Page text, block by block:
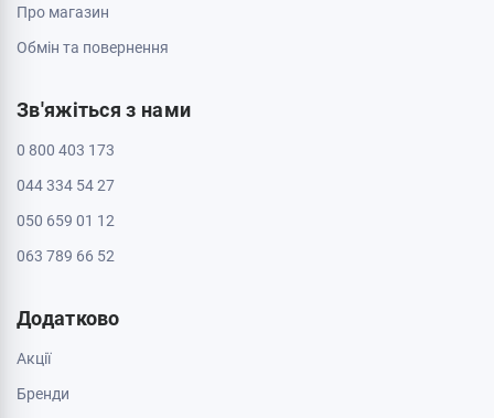
Про магазин
Обмін та повернення
Зв'яжіться з нами
0 800 403 173
044 334 54 27
050 659 01 12
063 789 66 52
Додатково
Акції
Бренди